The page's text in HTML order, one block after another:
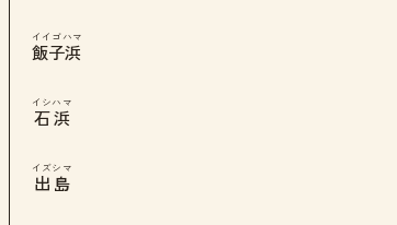
飯子浜
イイゴハマ
石浜
イシハマ
出島
イズシマ